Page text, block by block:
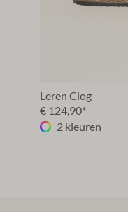
Leren Clog
€ 124,90*
2 kleuren